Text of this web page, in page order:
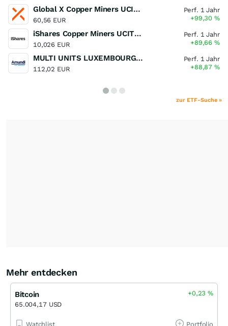
Global X Copper Miners UCITS ETF USD Acc
60,56 EUR
Perf. 1 Jahr
+99,30%
iShares Copper Miners UCITS ETF
10,026 EUR
Perf. 1 Jahr
+89,66%
MULTI UNITS LUXEMBOURG - Lyxor MSCI Semiconductors ESG Filtered
112,02 EUR
Perf. 1 Jahr
+88,87%
zur ETF-Suche »
Mehr entdecken
Bitcoin
65.004,17 USD
+0,23%
Watchlist Portfolio